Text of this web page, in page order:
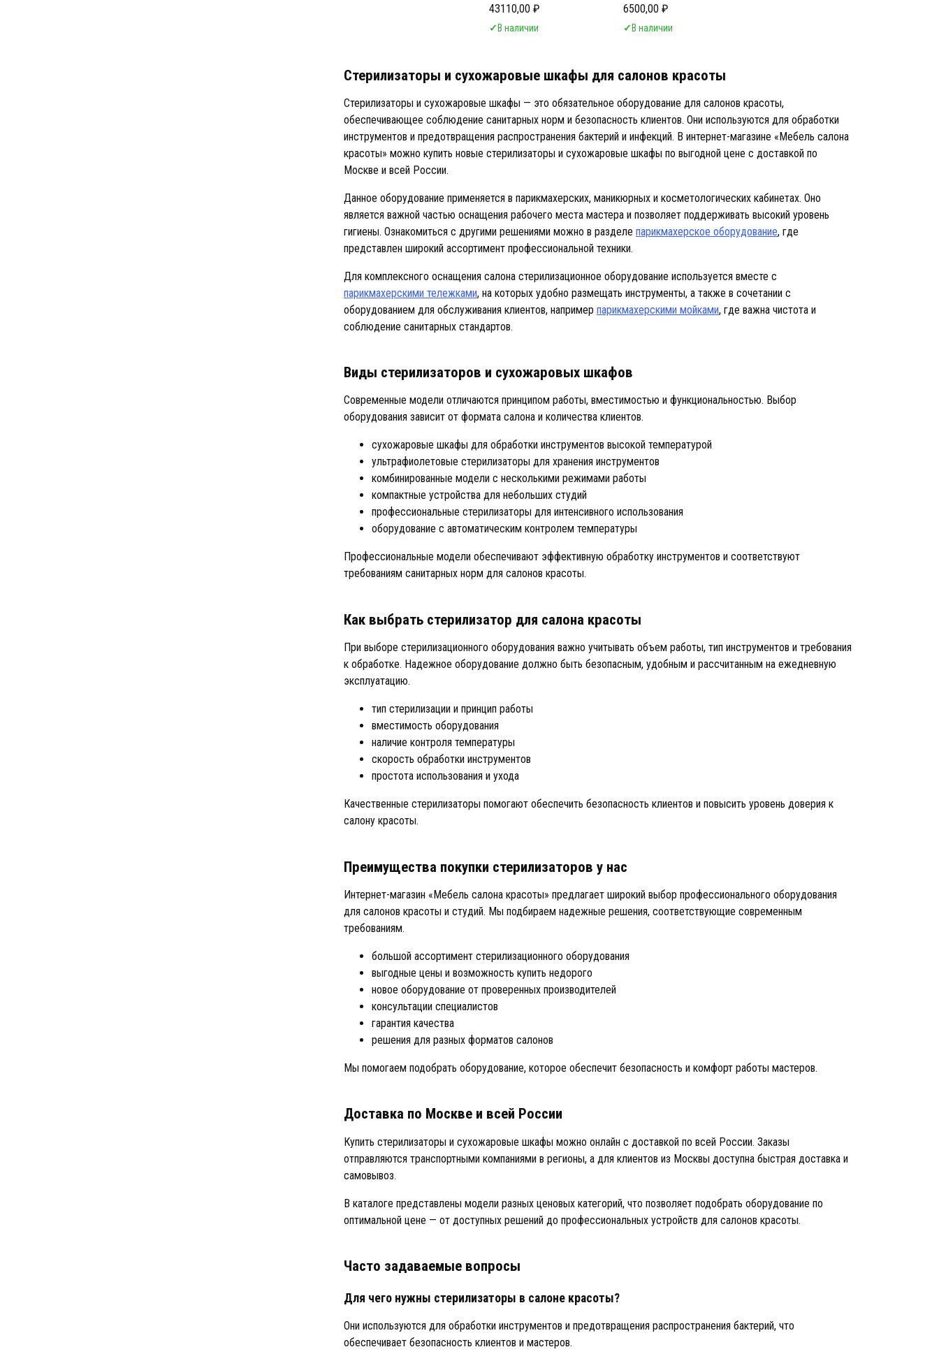
43110,00 ₽
✓ В наличии
6500,00 ₽
✓ В наличии
Стерилизаторы и сухожаровые шкафы для салонов красоты
Стерилизаторы и сухожаровые шкафы — это обязательное оборудование для салонов красоты,
обеспечивающее соблюдение санитарных норм и безопасность клиентов. Они используются для обработки
инструментов и предотвращения распространения бактерий и инфекций. В интернет-магазине «Мебель салона
красоты» можно купить новые стерилизаторы и сухожаровые шкафы по выгодной цене с доставкой по
Москве и всей России.
Данное оборудование применяется в парикмахерских, маникюрных и косметологических кабинетах. Оно
является важной частью оснащения рабочего места мастера и позволяет поддерживать высокий уровень
гигиены. Ознакомиться с другими решениями можно в разделе парикмахерское оборудование, где
представлен широкий ассортимент профессиональной техники.
Для комплексного оснащения салона стерилизационное оборудование используется вместе с
парикмахерскими тележками, на которых удобно размещать инструменты, а также в сочетании с
оборудованием для обслуживания клиентов, например парикмахерскими мойками, где важна чистота и
соблюдение санитарных стандартов.
Виды стерилизаторов и сухожаровых шкафов
Современные модели отличаются принципом работы, вместимостью и функциональностью. Выбор
оборудования зависит от формата салона и количества клиентов.
сухожаровые шкафы для обработки инструментов высокой температурой
ультрафиолетовые стерилизаторы для хранения инструментов
комбинированные модели с несколькими режимами работы
компактные устройства для небольших студий
профессиональные стерилизаторы для интенсивного использования
оборудование с автоматическим контролем температуры
Профессиональные модели обеспечивают эффективную обработку инструментов и соответствуют
требованиям санитарных норм для салонов красоты.
Как выбрать стерилизатор для салона красоты
При выборе стерилизационного оборудования важно учитывать объем работы, тип инструментов и требования
к обработке. Надежное оборудование должно быть безопасным, удобным и рассчитанным на ежедневную
эксплуатацию.
тип стерилизации и принцип работы
вместимость оборудования
наличие контроля температуры
скорость обработки инструментов
простота использования и ухода
Качественные стерилизаторы помогают обеспечить безопасность клиентов и повысить уровень доверия к
салону красоты.
Преимущества покупки стерилизаторов у нас
Интернет-магазин «Мебель салона красоты» предлагает широкий выбор профессионального оборудования
для салонов красоты и студий. Мы подбираем надежные решения, соответствующие современным
требованиям.
большой ассортимент стерилизационного оборудования
выгодные цены и возможность купить недорого
новое оборудование от проверенных производителей
консультации специалистов
гарантия качества
решения для разных форматов салонов
Мы помогаем подобрать оборудование, которое обеспечит безопасность и комфорт работы мастеров.
Доставка по Москве и всей России
Купить стерилизаторы и сухожаровые шкафы можно онлайн с доставкой по всей России. Заказы
отправляются транспортными компаниями в регионы, а для клиентов из Москвы доступна быстрая доставка и
самовывоз.
В каталоге представлены модели разных ценовых категорий, что позволяет подобрать оборудование по
оптимальной цене — от доступных решений до профессиональных устройств для салонов красоты.
Часто задаваемые вопросы
Для чего нужны стерилизаторы в салоне красоты?
Они используются для обработки инструментов и предотвращения распространения бактерий, что
обеспечивает безопасность клиентов и мастеров.